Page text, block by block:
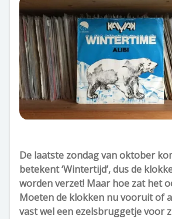
De laatste zondag van oktober
betekent ‘Wintertijd’, dus de
worden verzet! Maar hoe zat het
Moeten de klokken nu vooruit of
vast wel een ezelsbruggetje voor